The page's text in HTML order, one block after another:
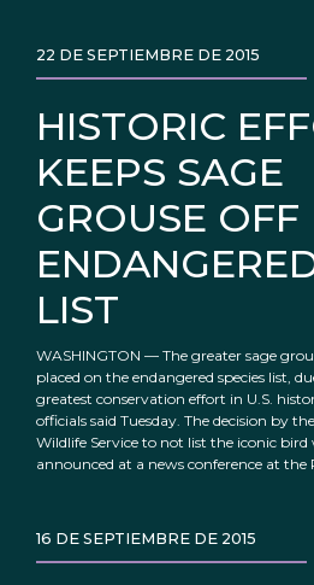
HISTORIC
KEEPS SAGE
GROUSE OFF
LIST
22 DE SEPTIEMBRE DE 2015
WASHINGTON — The greater sage
placed on the endangered species list,
greatest conservation effort in U.S.
officials said Tuesday. The decision by
Wildlife Service to not list the iconic bird
announced at a news conference at the
16 DE SEPTIEMBRE DE 2015